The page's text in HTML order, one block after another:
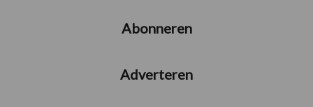
Abonneren
Adverteren